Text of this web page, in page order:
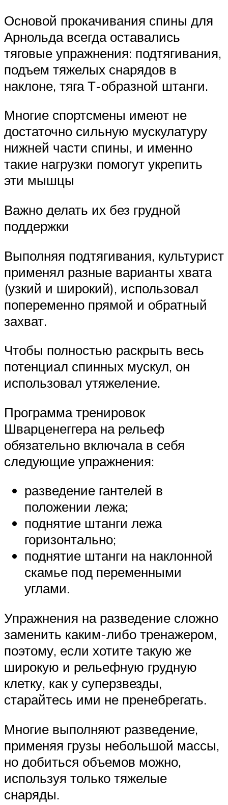
Основой прокачивания спины для
Арнольда всегда оставались
тяговые упражнения: подтягивания,
подъем тяжелых снарядов в
наклоне, тяга Т-образной штанги.
Многие спортсмены имеют не
достаточно сильную мускулатуру
нижней части спины, и именно
такие нагрузки помогут укрепить
эти мышцы
Важно делать их без грудной
поддержки
Выполняя подтягивания, культурист
применял разные варианты хвата
(узкий и широкий), использовал
попеременно прямой и обратный
захват.
Чтобы полностью раскрыть весь
потенциал спинных мускул, он
использовал утяжеление.
Программа тренировок
Шварценеггера на рельеф
обязательно включала в себя
следующие упражнения:
разведение гантелей в
положении лежа;
поднятие штанги лежа
горизонтально;
поднятие штанги на наклонной
скамье под переменными
углами.
Упражнения на разведение сложно
заменить каким-либо тренажером,
поэтому, если хотите такую же
широкую и рельефную грудную
клетку, как у суперзвезды,
старайтесь ими не пренебрегать.
Многие выполняют разведение,
применяя грузы небольшой массы,
но добиться объемов можно,
используя только тяжелые
снаряды.